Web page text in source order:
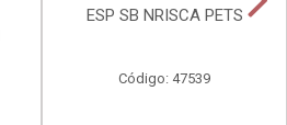
ESP SB NRISCA PETS
Código: 47539